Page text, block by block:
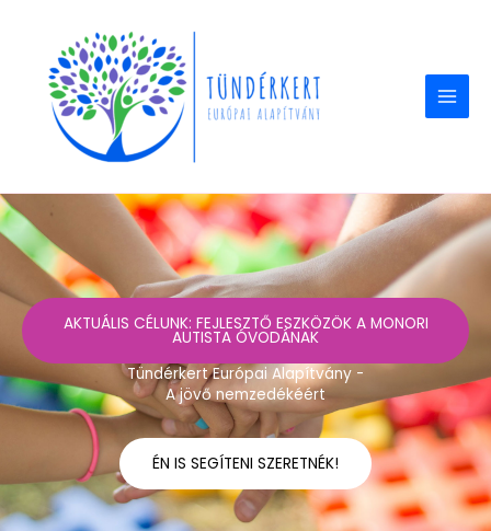
content
AKTUÁLIS CÉLUNK: FEJLESZTŐ ESZKÖZÖK A MONORI
AUTISTA ÓVODÁNAK
Tündérkert Európai Alapítvány -
A jövő nemzedékéért
ÉN IS SEGÍTENI SZERETNÉK!